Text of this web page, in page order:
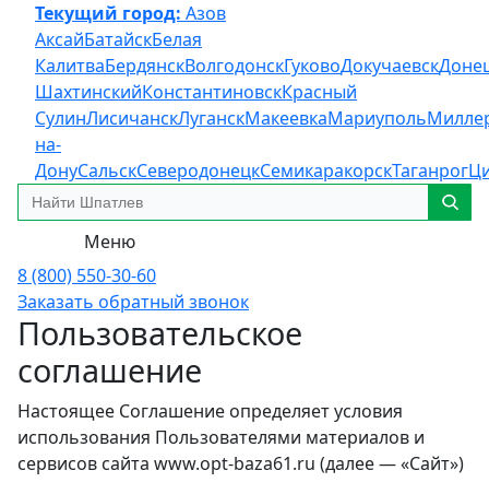
Текущий город: Азов
АксайБатайскБелая
КалитваБердянскВолгодонскГуковоДокучаевск
ШахтинскийКонстантиновскКрасный
СулинЛисичанскЛуганскМакеевкаМариуполь
на-
ДонуСальскСеверодонецкСемикаракорскТаганрог
Меню
8 (800) 550-30-60
Заказать обратный звонок
Пользовательское
соглашение
Настоящее Соглашение определяет условия
использования Пользователями материалов и
сервисов сайта www.opt-baza61.ru (далее — «Сайт»)